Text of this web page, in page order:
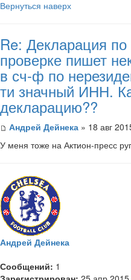
Вернуться наверх
Re: Декларация
проверке пишет
в сч-ф по
ти значный ИНН.
декларацию??
Андрей Дейнека » 18 авг
У меня тоже на Актион-пресс
Андрей Дейнека
Сообщений: 1